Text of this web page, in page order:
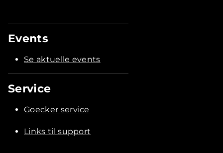
Events
Se aktuelle events
Service
Goecker service
Links til support